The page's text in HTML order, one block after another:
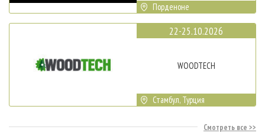
Порденоне
22-25.10.2026
WOODTECH
Стамбул, Турция
Смотреть все